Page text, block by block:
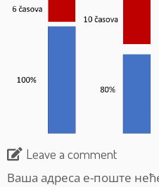
Leave a comment
Ваша адреса е-поште